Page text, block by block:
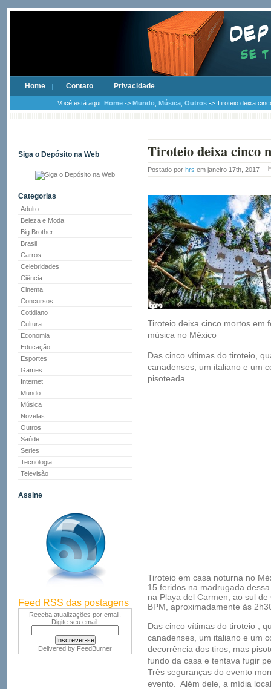
Home Contato Privacidade
Você está aqui: Home -> Mundo Música Outros -> Tiroteio deixa
Siga o Depósito na Web
Categorias
Adulto
Beleza e Moda
Big Brother
Brasil
Carros
Celebridades
Ciência
Cinema
Concursos
Cotidiano
Cultura
Economia
Educação
Esportes
Games
Internet
Mundo
Música
Novelas
Outros
Saúde
Series
Tecnologia
Televisão
Assine
Feed RSS das postagens
Receba atualizações por email.
Digite seu email:
Delivered by FeedBurner
Tiroteio deixa cinco
Postado por hrs em janeiro 17th, 2017
Tiroteio deixa cinco mortos em
música no México
Das cinco vítimas do tiroteio,
canadenses, um italiano e um
pisoteada
Tiroteio em casa noturna no
15 feridos na madrugada
na Playa del Carmen, ao sul
BPM, aproximadamente às
Das cinco vítimas do tiroteio ,
canadenses, um italiano e um
decorrência dos tiros, mas
fundo da casa e tentava fugir
Três seguranças do evento
evento. Além dele, a mídia